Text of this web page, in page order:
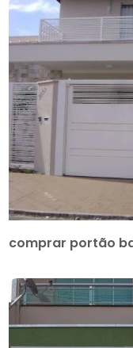
comprar portão